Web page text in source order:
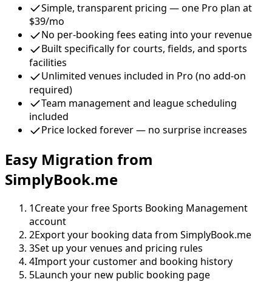
Simple, transparent pricing — one Pro plan at
$39/mo
No per-booking fees eating into your revenue
Built specifically for courts, fields, and sports
facilities
Unlimited venues included in Pro (no add-on
required)
Team management and league scheduling
included
Price locked forever — no surprise increases
Easy Migration from
SimplyBook.me
1Create your free Sports Booking Management
account
2Export your booking data from SimplyBook.me
3Set up your venues and pricing rules
4Import your customer and booking history
5Launch your new public booking page